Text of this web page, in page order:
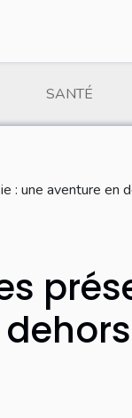
SANTÉ
: une aventure en